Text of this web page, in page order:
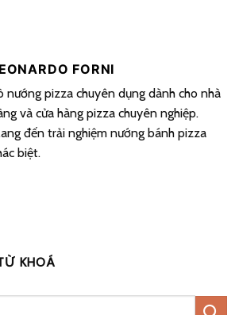
FORNI
nướng pizza chuyên dụng dành cho nhà
và cửa hàng pizza chuyên nghiệp.
đến trải nghiệm nướng bánh pizza
biệt.
KHOÁ